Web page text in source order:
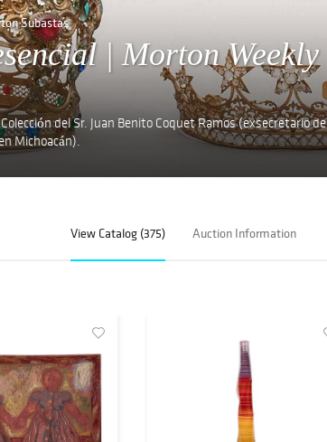
Subastas
| Morton Weekly
del Sr. Juan Benito Coquet Ramos (exsecretario de
Michoacán).
View Catalog (375) Auction Information